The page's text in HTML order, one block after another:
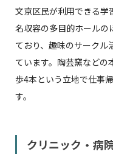
文京区民が利用できる学
名収容の多目的ホールの
ており、趣味のサーク
ています。陶芸窯などの
歩4本という立地で仕事
す。
クリニック・病